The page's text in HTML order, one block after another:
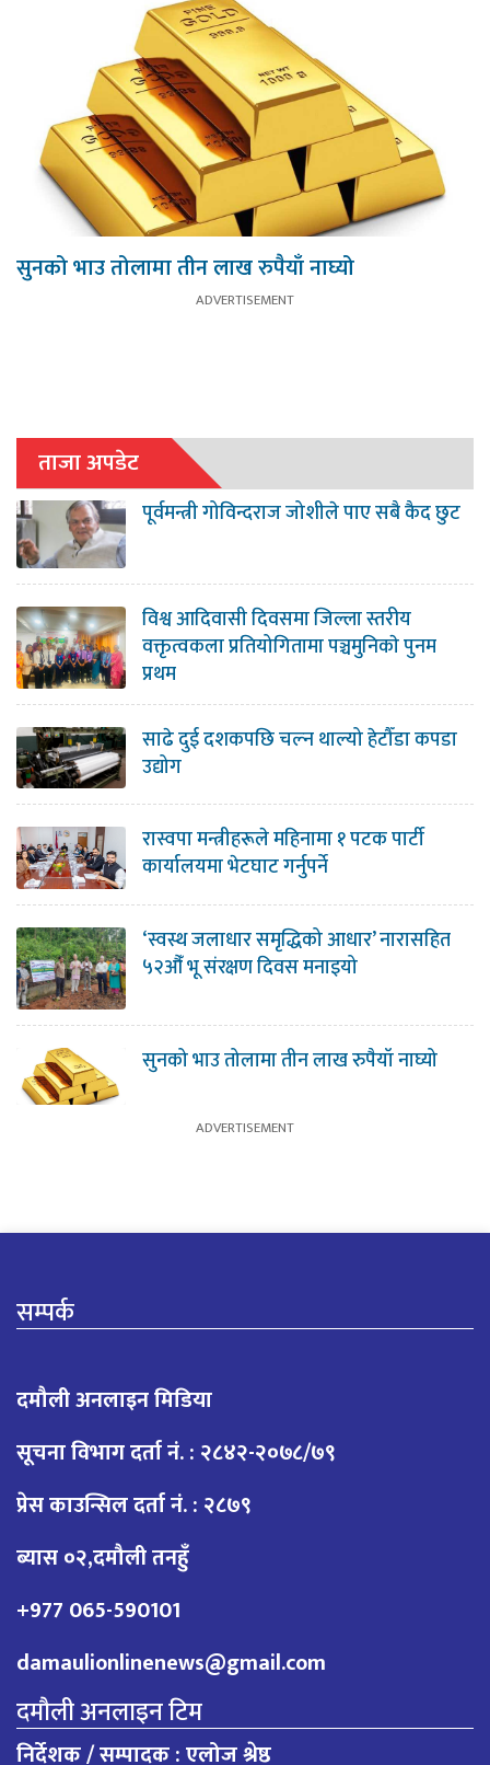
सुनको भाउ तोलामा तीन लाख रुपैयाँ नाघ्यो
ताजा अपडेट
पूर्वमन्त्री गोविन्दराज जोशीले पाए सबै कैद छुट
विश्व आदिवासी दिवसमा जिल्ला स्तरीय
वक्तृत्वकला प्रतियोगितामा पञ्चमुनिकाे पुनम
प्रथम
साढे दुई दशकपछि चल्न थाल्यो हेटौँडा कपडा
उद्योग
रास्वपा मन्त्रीहरूले महिनामा १ पटक पार्टी
कार्यालयमा भेटघाट गर्नुपर्ने
‘स्वस्थ जलाधार समृद्धिको आधार’ नारासहित
५२औँ भू संरक्षण दिवस मनाइयो
सुनको भाउ तोलामा तीन लाख रुपैयाँ नाघ्यो
सम्पर्क
दमौली अनलाइन मिडिया
सूचना विभाग दर्ता नं. : २८४२-२०७८/७९
प्रेस काउन्सिल दर्ता नं. : २८७९
ब्यास ०२,दमौली तनहुँ
+977 065-590101
damaulionlinenews@gmail.com
दमौली अनलाइन टिम
निर्देशक / सम्पादक : एलोज श्रेष्ठ